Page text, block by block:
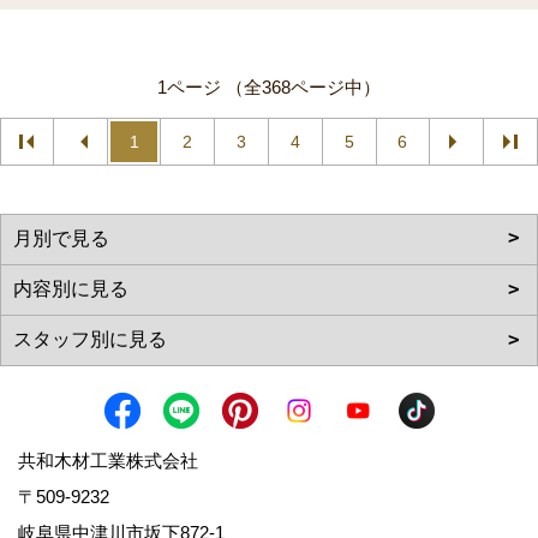
1ページ （全368ページ中）
1 2 3 4 5 6
共和木材工業株式会社
〒509-9232
岐阜県中津川市坂下872‐1